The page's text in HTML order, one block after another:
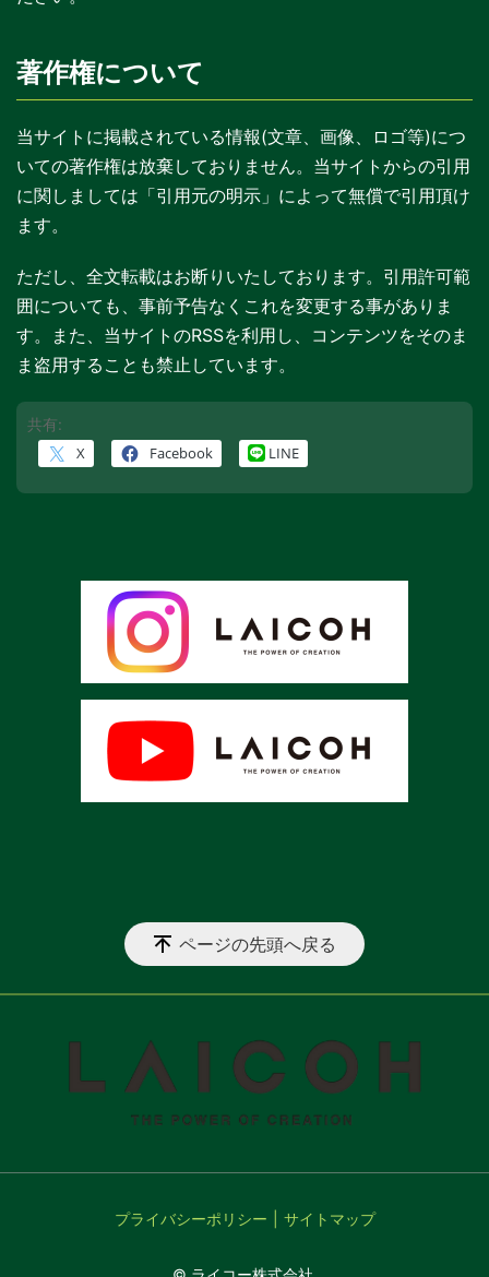
著作権について
当サイトに掲載されている情報(文章、画像、ロゴ等)につ
いての著作権は放棄しておりません。当サイトからの引用
に関しましては「引用元の明示」によって無償で引用頂け
ます。
ただし、全文転載はお断りいたしております。引用許可範
囲についても、事前予告なくこれを変更する事がありま
す。また、当サイトのRSSを利用し、コンテンツをそのま
ま盗用することも禁止しています。
共有:
X Facebook LINE
ページの先頭へ戻る
プライバシーポリシー サイトマップ